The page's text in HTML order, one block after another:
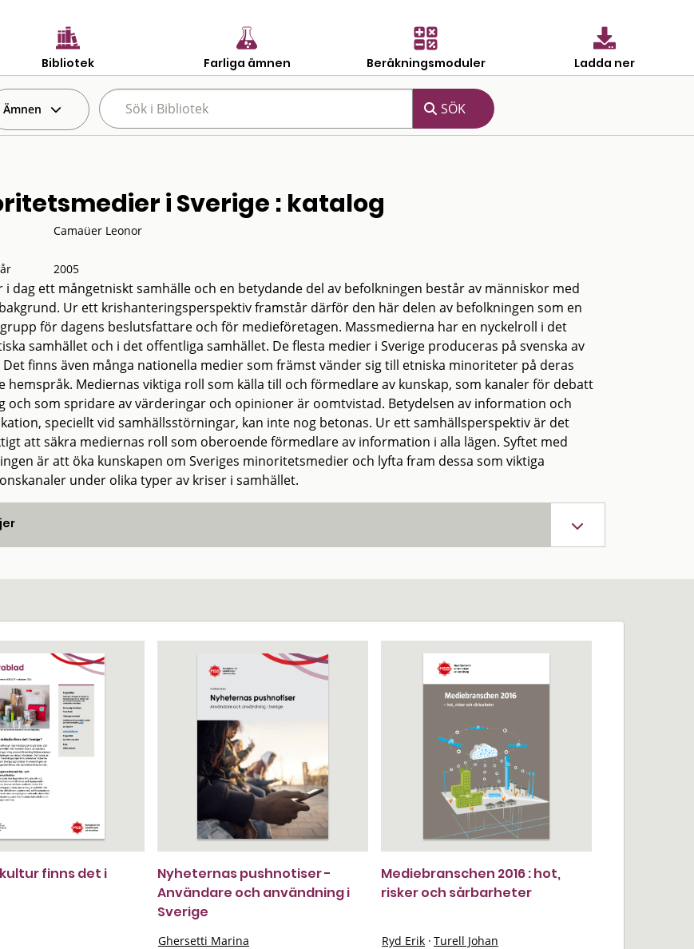
Bibliotek Farliga ämnen Beräkningsmoduler Ladda ner
Ämnen
i Sverige : katalog
Camaüer Leonor
2005
i dag ett mångetniskt samhälle och en betydande del av befolkningen består av människor med
Ur ett krishanteringsperspektiv framstår därför den här delen av befolkningen som en
för dagens beslutsfattare och för medieföretagen. Massmedierna har en nyckelroll i det
samhället och i det offentliga samhället. De flesta medier i Sverige produceras på svenska av
Det finns även många nationella medier som främst vänder sig till etniska minoriteter på deras
hemspråk. Mediernas viktiga roll som källa till och förmedlare av kunskap, som kanaler för debatt
och som spridare av värderingar och opinioner är oomtvistad. Betydelsen av information och
speciellt vid samhällsstörningar, kan inte nog betonas. Ur ett samhällsperspektiv är det
att säkra mediernas roll som oberoende förmedlare av information i alla lägen. Syftet med
är att öka kunskapen om Sveriges minoritetsmedier och lyfta fram dessa som viktiga
under olika typer av kriser i samhället.
finns det i
Nyheternas pushnotiser -
Användare och användning i
Sverige
Ghersetti Marina
Mediebranschen 2016 : hot,
risker och sårbarheter
Ryd Erik · Turell Johan